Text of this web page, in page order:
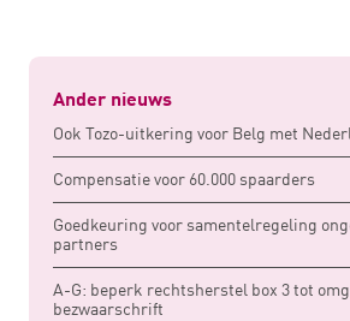
Ander nieuws
Ook Tozo-uitkering voor Belg met
Compensatie voor 60.000 spaarders
Goedkeuring voor samentelregeling
partners
A-G: beperk rechtsherstel box 3 tot
bezwaarschrift